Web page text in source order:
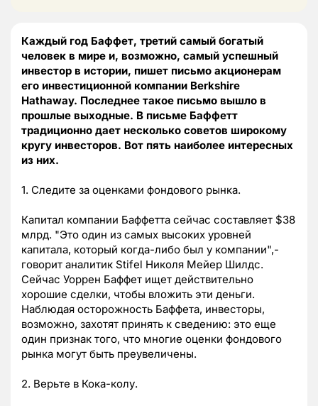
Каждый год Баффет, третий самый богатый
человек в мире и, возможно, самый успешный
инвестор в истории, пишет письмо акционерам
его инвестиционной компании Berkshire
Hathaway. Последнее такое письмо вышло в
прошлые выходные. В письме Баффетт
традиционно дает несколько советов широкому
кругу инвесторов. Вот пять наиболее интересных
из них.
1. Следите за оценками фондового рынка.
Капитал компании Баффетта сейчас составляет $38
млрд. "Это один из самых высоких уровней
капитала, который когда-либо был у компании",-
говорит аналитик Stifel Николя Мейер Шилдс.
Сейчас Уоррен Баффет ищет действительно
хорошие сделки, чтобы вложить эти деньги.
Наблюдая осторожность Баффета, инвесторы,
возможно, захотят принять к сведению: это еще
один признак того, что многие оценки фондового
рынка могут быть преувеличены.
2. Верьте в Кока-колу.